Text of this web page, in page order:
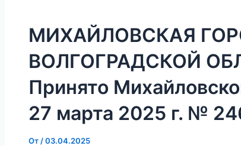
МИХАЙЛОВСКАЯ
ВОЛГОГРАДСКОЙ
Принято
27 марта 2025 г. №
От /03.04.2025